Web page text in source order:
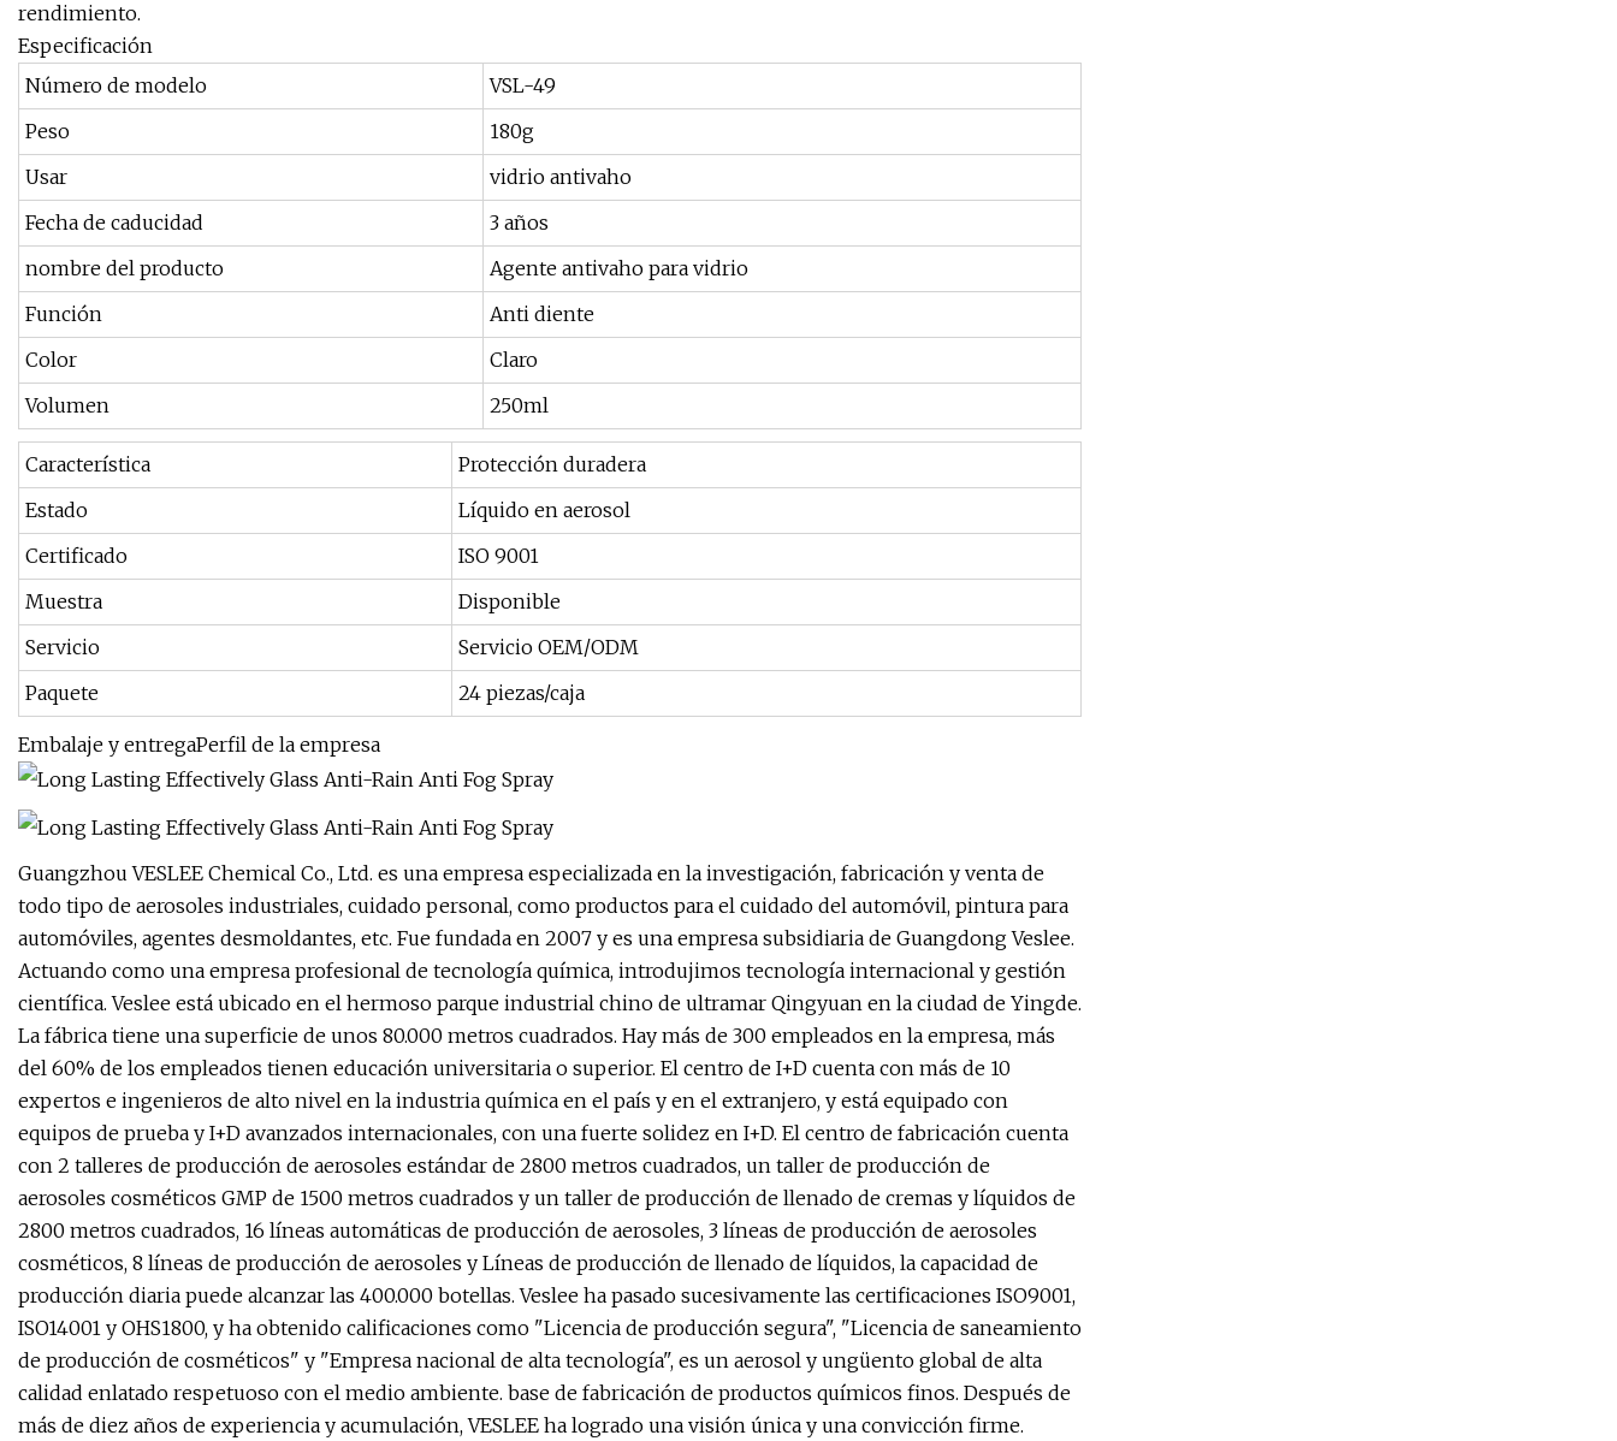
rendimiento.
Especificación
Número de modelo
VSL-49
Peso
180g
Usar
vidrio antivaho
Fecha de caducidad
3 años
nombre del producto
Agente antivaho para vidrio
Función
Anti diente
Color
Claro
Volumen
250ml
Característica
Protección duradera
Estado
Líquido en aerosol
Certificado
ISO 9001
Muestra
Disponible
Servicio
Servicio OEM/ODM
Paquete
24 piezas/caja
Embalaje y entregaPerfil de la empresa
Guangzhou VESLEE Chemical Co., Ltd. es una empresa especializada en la investigación, fabricación y venta de
todo tipo de aerosoles industriales, cuidado personal, como productos para el cuidado del automóvil, pintura para
automóviles, agentes desmoldantes, etc. Fue fundada en 2007 y es una empresa subsidiaria de Guangdong Veslee.
Actuando como una empresa profesional de tecnología química, introdujimos tecnología internacional y gestión
científica. Veslee está ubicado en el hermoso parque industrial chino de ultramar Qingyuan en la ciudad de Yingde.
La fábrica tiene una superficie de unos 80.000 metros cuadrados. Hay más de 300 empleados en la empresa, más
del 60% de los empleados tienen educación universitaria o superior. El centro de I+D cuenta con más de 10
expertos e ingenieros de alto nivel en la industria química en el país y en el extranjero, y está equipado con
equipos de prueba y I+D avanzados internacionales, con una fuerte solidez en I+D. El centro de fabricación cuenta
con 2 talleres de producción de aerosoles estándar de 2800 metros cuadrados, un taller de producción de
aerosoles cosméticos GMP de 1500 metros cuadrados y un taller de producción de llenado de cremas y líquidos de
2800 metros cuadrados, 16 líneas automáticas de producción de aerosoles, 3 líneas de producción de aerosoles
cosméticos, 8 líneas de producción de aerosoles y Líneas de producción de llenado de líquidos, la capacidad de
producción diaria puede alcanzar las 400.000 botellas. Veslee ha pasado sucesivamente las certificaciones ISO9001,
ISO14001 y OHS1800, y ha obtenido calificaciones como "Licencia de producción segura", "Licencia de saneamiento
de producción de cosméticos" y "Empresa nacional de alta tecnología", es un aerosol y ungüento global de alta
calidad enlatado respetuoso con el medio ambiente. base de fabricación de productos químicos finos. Después de
más de diez años de experiencia y acumulación, VESLEE ha logrado una visión única y una convicción firme.